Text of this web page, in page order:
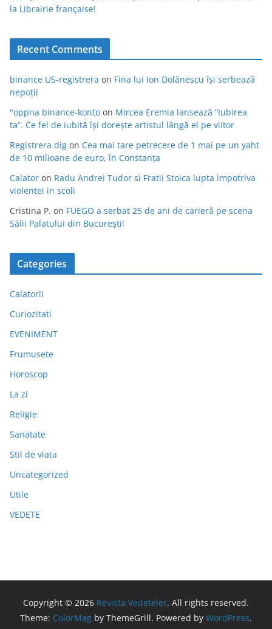
la Librairie française!
Recent Comments
binance US-registrera on Fina lui Ion Dolănescu își serbează
nepoții
"oppna binance-konto on Mircea Eremia lansează “Iubirea
ta”. Ce fel de iubită își dorește artistul lângă el pe viitor
Registrera dig on Cea mai tare petrecere de 1 mai pe un yaht
de 10 milioane de euro, în Constanța
Calator on Radu Andrei Tudor si Fratii Stoica lupta impotriva
violentei in scoli
Cristina P. on FUEGO a serbat 25 de ani de carieră pe scena
Sălii Palatului din București!
Categories
Calatorii
Curiozitati
EVENIMENT
Frumusete
Horoscop
La zi
Religie
Sanatate
Stil de viata
Uncategorized
Utile
VEDETE
Copyright © 2026 Revista Vedeteler. All rights reserved.
Theme: ColorMag by ThemeGrill. Powered by WordPress.